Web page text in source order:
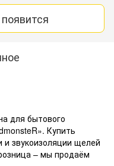
для бытового
Купить
звукоизоляции щелей
– мы продаём